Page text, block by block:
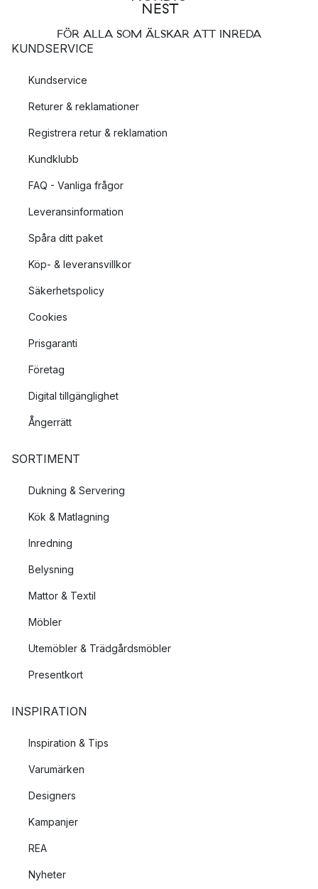
Merparten av HAYs träprodukter är tillverkade av FSC-
Council och är en oberoende internationell
samhällsnyttigt och hållbart skogsbruk.
FSC-certifieringen är en miljömärkning som garanterar att
träråvaran som används är spårbar och kommer från ett
följer nationella och lokala lagar samt FSC:s hänsynsregler som
garantera säkra arbetsvillkor.
FÖR ALLA SOM ÄLSKAR ATT INREDA
KUNDSERVICE
Kundservice
Returer & reklamationer
Registrera retur & reklamation
Kundklubb
FAQ - Vanliga frågor
Leveransinformation
Spåra ditt paket
Köp- & leveransvillkor
Säkerhetspolicy
Cookies
Prisgaranti
Företag
Digital tillgänglighet
Ångerrätt
SORTIMENT
Dukning & Servering
Kök & Matlagning
Inredning
Belysning
Mattor & Textil
Möbler
Utemöbler & Trädgårdsmöbler
Presentkort
INSPIRATION
Inspiration & Tips
Varumärken
Designers
Kampanjer
REA
Nyheter